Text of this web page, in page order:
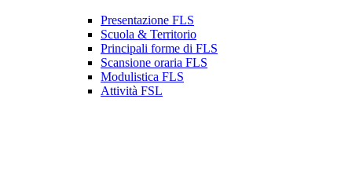
Presentazione FLS
Scuola & Territorio
Principali forme di FLS
Scansione oraria FLS
Modulistica FLS
Attività FSL